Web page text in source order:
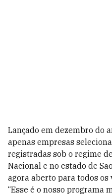
Lançado em dezembro do
apenas empresas
registradas sob o regime
Nacional e no estado de
agora aberto para todos os
“Esse é o nosso programa